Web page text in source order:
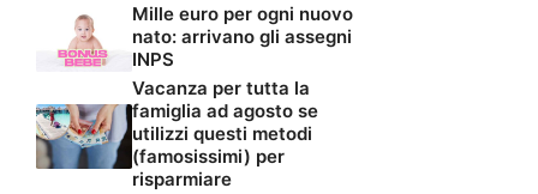
Mille euro per ogni nuovo
nato: arrivano gli assegni
INPS
Vacanza per tutta la
famiglia ad agosto se
utilizzi questi metodi
(famosissimi) per
risparmiare